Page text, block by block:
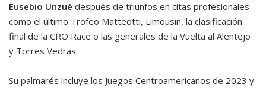
Eusebio Unzué después de triunfos en citas profesionales
como el último Trofeo Matteotti, Limousin, la clasificación
final de la CRO Race o las generales de la Vuelta al Alentejo
y Torres Vedras.
Su palmarés incluye los Juegos Centroamericanos de 2023 y